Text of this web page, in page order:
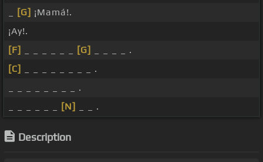
[G] ¡Mamá!.
¡Ay!.
[F]
[G]
_ _ _ _ .
[C]
_ _ _ _ _ _ _ _ .
_ _ _ _ _ _ _ _ .
[N] _ _ .
Description